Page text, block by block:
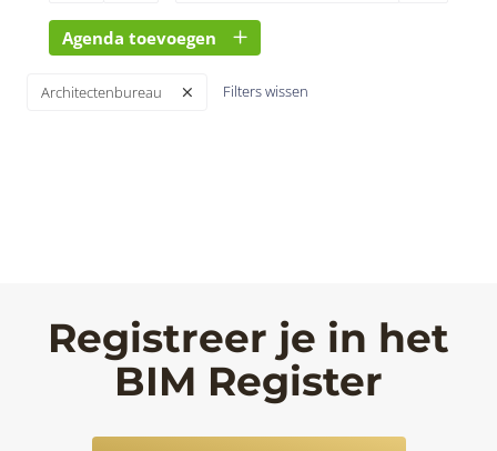
Agenda toevoegen
Architectenbureau Filters wissen
Registreer je in het
BIM Register